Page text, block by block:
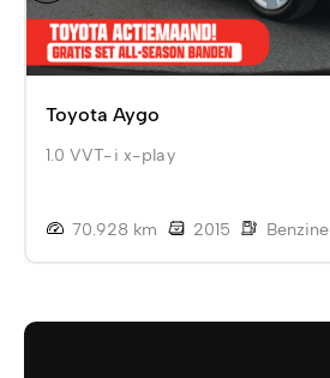
Toyota Aygo
1.0 VVT-i x-play
70.928 km 2015 Benzine